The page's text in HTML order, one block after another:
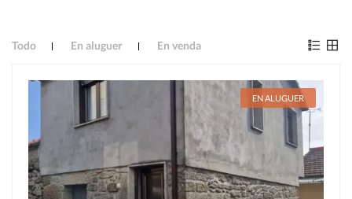
Todo En aluguer En venda
EN ALUGUER